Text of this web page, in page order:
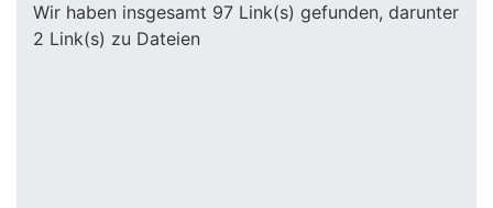
Wir haben insgesamt 97 Link(s) gefunden, darunter
2 Link(s) zu Dateien